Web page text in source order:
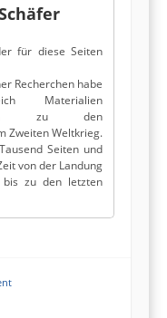
für diese Seiten
Recherchen habe
Materialien
zu den
Zweiten Weltkrieg.
Seiten und
von der Landung
zu den letzten